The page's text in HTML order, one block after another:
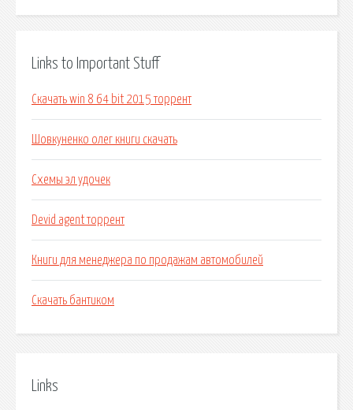
Links to Important Stuff
Скачать win 8 64 bit 2015 торрент
Шовкуненко олег книги скачать
Схемы эл удочек
Devid agent торрент
Книги для менеджера по продажам автомобилей
Скачать бантиком
Links